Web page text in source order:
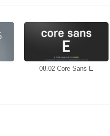
08.02 Core Sans E